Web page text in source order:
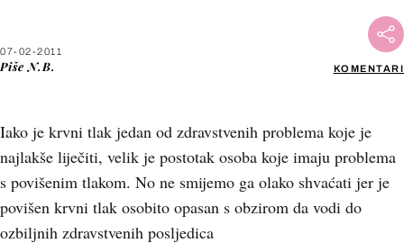
07-02-2011
Piše N.B. KOMENTARI
Iako je krvni tlak jedan od zdravstvenih problema koje je
najlakše liječiti, velik je postotak osoba koje imaju problema
s povišenim tlakom. No ne smijemo ga olako shvaćati jer je
povišen krvni tlak osobito opasan s obzirom da vodi do
ozbiljnih zdravstvenih posljedica